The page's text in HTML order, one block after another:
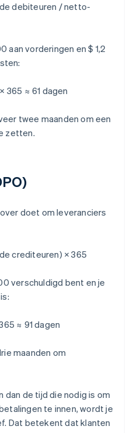
debiteuren / netto-
aan vorderingen en $ 1,2
365 ≈ 61 dagen
twee maanden om een
zetten.
doet om leveranciers
crediteuren) × 365
verschuldigd bent en je
≈ 91 dagen
maanden om
dan de tijd die nodig is om
te innen, wordt je
Dat betekent dat klanten